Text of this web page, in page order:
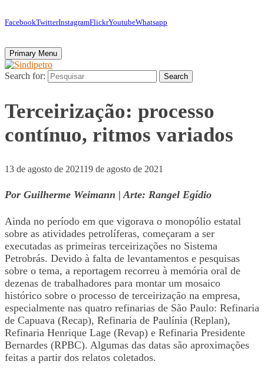
FacebookTwitterInstagramFlickrYoutubeWhatsapp
Primary Menu
Search for: Search
Terceirização: processo
contínuo, ritmos variados
13 de agosto de 202119 de agosto de 2021
Por Guilherme Weimann | Arte: Rangel Egídio
Ainda no período em que vigorava o monopólio estatal
sobre as atividades petrolíferas, começaram a ser
executadas as primeiras terceirizações no Sistema
Petrobrás. Devido à falta de levantamentos e pesquisas
sobre o tema, a reportagem recorreu à memória oral de
dezenas de trabalhadores para montar um mosaico
histórico sobre o processo de terceirização na empresa,
especialmente nas quatro refinarias de São Paulo: Refinaria
de Capuava (Recap), Refinaria de Paulínia (Replan),
Refinaria Henrique Lage (Revap) e Refinaria Presidente
Bernardes (RPBC). Algumas das datas são aproximações
feitas a partir dos relatos coletados.